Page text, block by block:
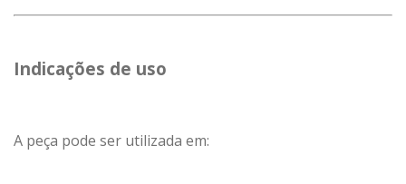
Indicações de uso
A peça pode ser utilizada em: